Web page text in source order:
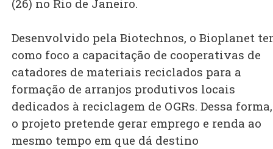
(26) no Rio de Janeiro.
Desenvolvido pela Biotechnos, o Bioplanet
como foco a capacitação de cooperativas de
catadores de materiais reciclados para a
formação de arranjos produtivos locais
dedicados à reciclagem de OGRs. Dessa forma,
o projeto pretende gerar emprego e renda ao
mesmo tempo em que dá destino